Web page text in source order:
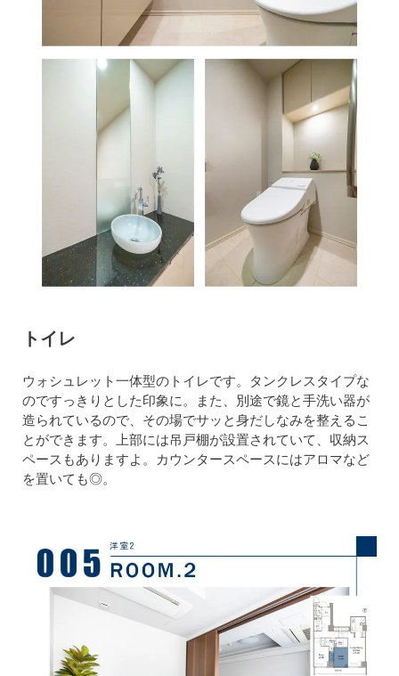
トイレ
ウォシュレット一体型のトイレです。タンクレスタイプな
のですっきりとした印象に。また、別途で鏡と手洗い器が
造られているので、その場でサッと身だしなみを整えるこ
とができます。上部には吊戸棚が設置されていて、収納ス
ペースもありますよ。カウンタースペースにはアロマなど
を置いても◎。